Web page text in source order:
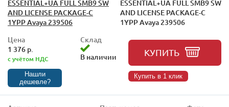
ESSENTIAL+UA FULL SMB9 SW
AND LICENSE PACKAGE-C
1YPP Avaya 239506
ESSENTIAL+UA FULL SMB9 SW
AND LICENSE PACKAGE-C
1YPP Avaya 239506
Цена
1 376 р.
с учётом НДС
Нашли
дешевле?
Склад
В наличии
КУПИТЬ
Купить в 1 клик